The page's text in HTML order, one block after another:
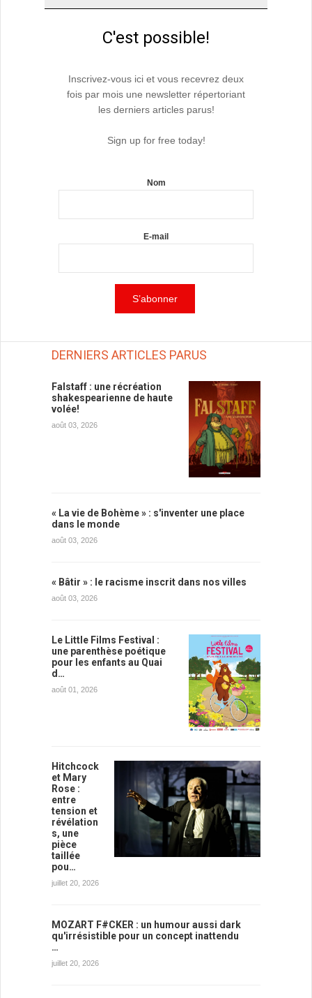
C'est possible!
Inscrivez-vous ici et vous recevrez deux
fois par mois une newsletter répertoriant
les derniers articles parus!
Sign up for free today!
Nom
E-mail
DERNIERS ARTICLES PARUS
Falstaff : une récréation
shakespearienne de haute
volée!
août 03, 2026
« La vie de Bohème » : s'inventer une place
dans le monde
août 03, 2026
« Bâtir » : le racisme inscrit dans nos villes
août 03, 2026
Le Little Films Festival :
une parenthèse poétique
pour les enfants au Quai
d…
août 01, 2026
Hitchcock
et Mary
Rose :
entre
tension et
révélation
s, une
pièce
taillée
pou…
juillet 20, 2026
MOZART F#CKER : un humour aussi dark
qu'irrésistible pour un concept inattendu
…
juillet 20, 2026